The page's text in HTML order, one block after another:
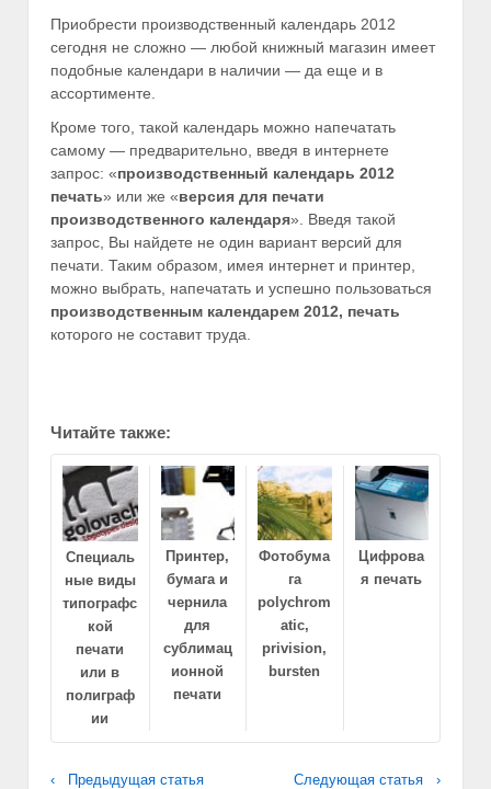
Приобрести производственный календарь 2012
сегодня не сложно — любой книжный магазин имеет
подобные календари в наличии — да еще и в
ассортименте.
Кроме того, такой календарь можно напечатать
самому — предварительно, введя в интернете
запрос: «производственный календарь 2012
печать» или же «версия для печати
производственного календаря». Введя такой
запрос, Вы найдете не один вариант версий для
печати. Таким образом, имея интернет и принтер,
можно выбрать, напечатать и успешно пользоваться
производственным календарем 2012, печать
которого не составит труда.
Читайте также:
Специаль
ные виды
типографс
кой
печати
или в
полиграф
ии
Принтер,
бумага и
чернила
для
сублимац
ионной
печати
Фотобума
га
polychrom
atic,
privision,
bursten
Цифрова
я печать
‹ Предыдущая статья Следующая статья ›